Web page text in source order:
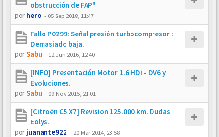
obstrucción de FAP"
por hero - 05 Sep 2018, 11:47
Fallo P0299: Señal presión turbocompresor :
Demasiado baja.
porSabu - 12 Jun 2016, 12:40
[INFO] Presentación Motor 1.6 HDi - DV6 y
Evoluciones.
porSabu - 09 Nov 2015, 21:01
[Citroën C5 X7] Revision 125.000 km. Dudas
Eolys.
por juanante922 - 20 Mar 2014, 23:58